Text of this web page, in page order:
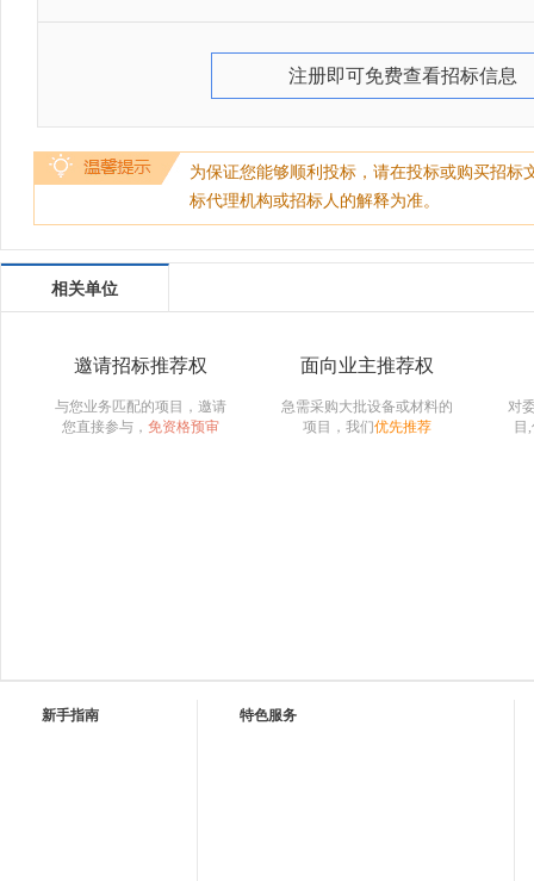
注册即可免费查看招标信息
为保证您能够顺利投标，请在投标或购买招
标代理机构或招标人的解释为准。
相关单位
邀请招标推荐权
与您业务匹配的项目，邀请
您直接参与， 免资格预审
面向业主推荐权
急需采购大批设备或材料的
项目，我们优先推荐
对
目
新手指南 特色服务